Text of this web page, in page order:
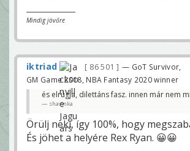
Mindig jövőre
iktriad 86 501
— GoT Survivor,
GM Game 2018, NBA Fantasy 2020 winner
és elrúgja, dilettáns fasz. innen már nem
shawnka
Örülj neki, így 100%, hogy
És jöhet a helyére Rex Ryan. 😀😀